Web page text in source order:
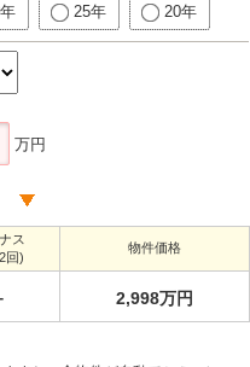
25年 20年
万円
ス
回)
物件価格
2,998万円